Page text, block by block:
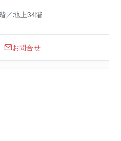
／地上34階
お問合せ